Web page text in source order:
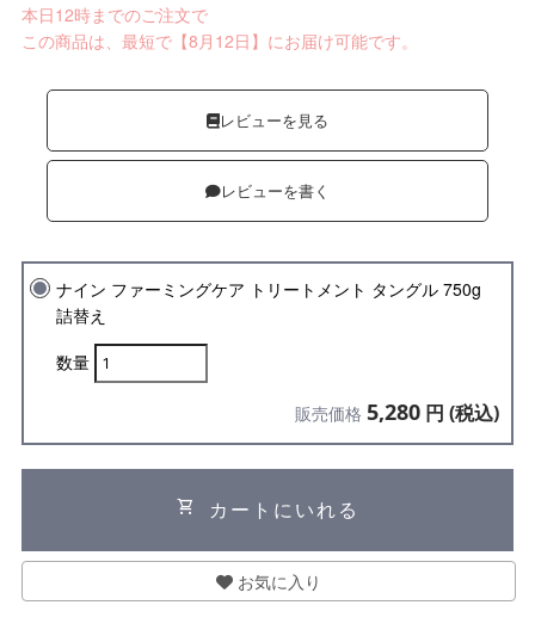
本日12時までのご注文で
この商品は、最短で【8月12日】にお届け可能です。
レビューを見る
レビューを書く
ナイン ファーミングケア トリートメント タングル 750g
詰替え
数量
販売価格 5,280 円 (税込)
shopping_cart カートにいれる
お気に入り